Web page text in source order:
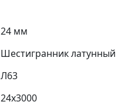
24 мм
Шестигранник латунный
Л63
24х3000